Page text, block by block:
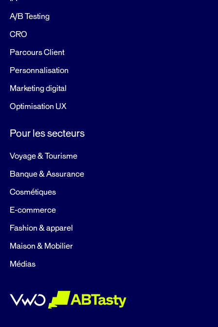
A/B Testing
CRO
Parcours Client
Personnalisation
Marketing digital
Optimisation UX
Pour les secteurs
Voyage & Tourisme
Banque & Assurance
Cosmétiques
E-commerce
Fashion & apparel
Maison & Mobilier
Médias